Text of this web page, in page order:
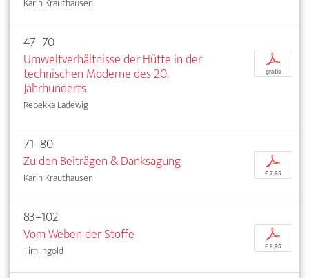
47–70
Umweltverhältnisse der Hütte in der
technischen Moderne des 20.
Jahrhunderts
Rebekka Ladewig
p
gratis
71–80
Zu den Beiträgen & Danksagung
Karin Krauthausen
p
€ 7,95
83–102
Vom Weben der Stoffe
Tim Ingold
p
€ 9,95